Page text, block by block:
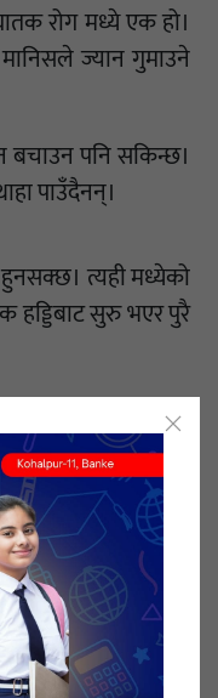
रोग मध्ये एक हो।
ज्यान गुमाउने
बचाउन पनि सकिन्छ।
पाउँदैनन्।
त्यही मध्येको
हड्डिबाट सुरु भएर पुरै
मुख्य रूपमा दुई
क्यान्सर।
क्यान्सर विकसित
शरीरको कुनै अन्य
माथिल्लो हड्डि, हिप
फैलिन्छ।
बोन क्यान्सरको